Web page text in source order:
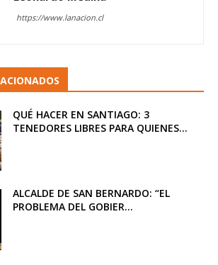
https://www.lanacion.cl
QUÉ HACER EN SANTIAGO: 3
TENEDORES LIBRES PARA QUIENES...
ALCALDE DE SAN BERNARDO: “EL
PROBLEMA DEL GOBIER...